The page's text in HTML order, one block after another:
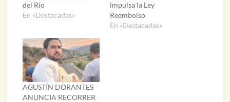
del Río
En «Destacadas»
impulsa la Ley
Reembolso
En «Destacadas»
AGUSTÍN DORANTES
ANUNCIA RECORRER